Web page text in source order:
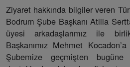
Ziyaret hakkında bilgiler veren
Bodrum Şube Başkanı Atilla
üyesi arkadaşlarımız ile
Başkanımız Mehmet
Şubemize geçmişten